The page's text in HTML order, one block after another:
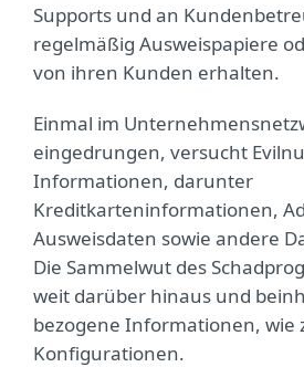
Supports und an
regelmäßig Ausweispapiere
von ihren Kunden erhalten.
Einmal im
eingedrungen, versucht
Informationen, darunter
Kreditkarteninformationen,
Ausweisdaten sowie andere
Die Sammelwut des
weit darüber hinaus und
bezogene Informationen, wie
Konfigurationen.